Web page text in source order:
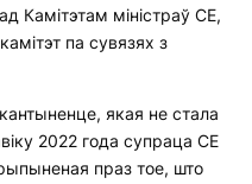
Камітэтам міністраў СЕ,
па сувязях з
якая не стала
2022 года супраца СЕ
праз тое, што